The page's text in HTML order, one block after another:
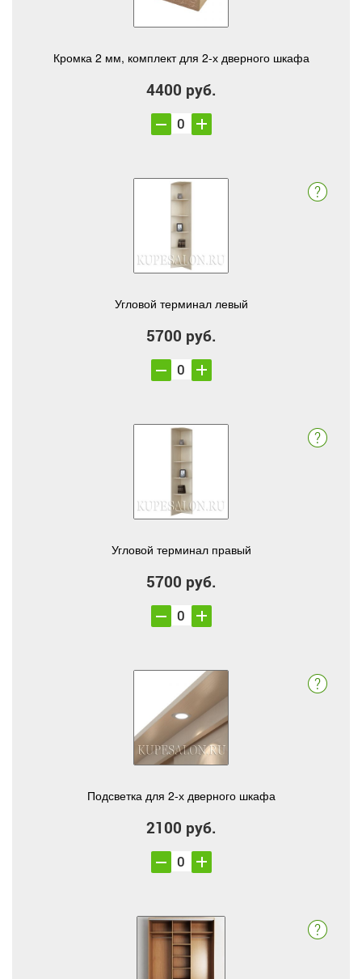
Кромка 2 мм, комплект для 2-х дверного шкафа
4400 руб.
Угловой терминал левый
5700 руб.
Угловой терминал правый
5700 руб.
Подсветка для 2-х дверного шкафа
2100 руб.